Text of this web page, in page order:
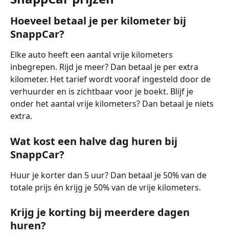
Hoeveel betaal je per kilometer bij
SnappCar?
Elke auto heeft een aantal vrije kilometers
inbegrepen. Rijd je meer? Dan betaal je per extra
kilometer. Het tarief wordt vooraf ingesteld door de
verhuurder en is zichtbaar voor je boekt. Blijf je
onder het aantal vrije kilometers? Dan betaal je niets
extra.
Wat kost een halve dag huren bij
SnappCar?
Huur je korter dan 5 uur? Dan betaal je 50% van de
totale prijs én krijg je 50% van de vrije kilometers.
Krijg je korting bij meerdere dagen
huren?